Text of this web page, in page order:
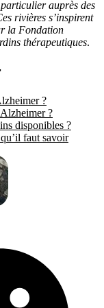
auprès des
rivières s’inspirent
la Fondation
thérapeutiques.
?
?
disponibles ?
faut savoir